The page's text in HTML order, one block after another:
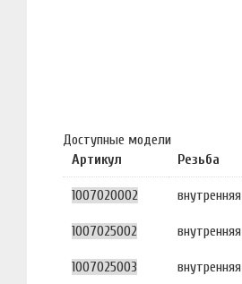
Доступные модели
Артикул
Резьба
1007020002 внутренняя
1007025002 внутренняя
1007025003 внутренняя